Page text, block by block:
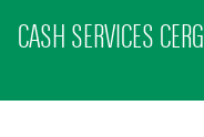
CASH SERVICES